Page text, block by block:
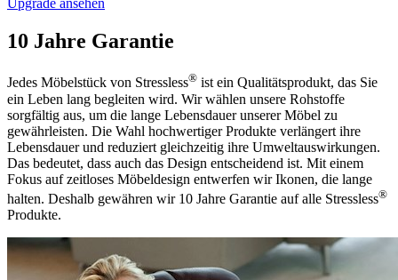
Upgrade ansehen
10 Jahre Garantie
Jedes Möbelstück von Stressless® ist ein Qualitätsprodukt, das Sie
ein Leben lang begleiten wird. Wir wählen unsere Rohstoffe
sorgfältig aus, um die lange Lebensdauer unserer Möbel zu
gewährleisten. Die Wahl hochwertiger Produkte verlängert ihre
Lebensdauer und reduziert gleichzeitig ihre Umweltauswirkungen.
Das bedeutet, dass auch das Design entscheidend ist. Mit einem
Fokus auf zeitloses Möbeldesign entwerfen wir Ikonen, die lange
halten. Deshalb gewähren wir 10 Jahre Garantie auf alle Stressless®
Produkte.